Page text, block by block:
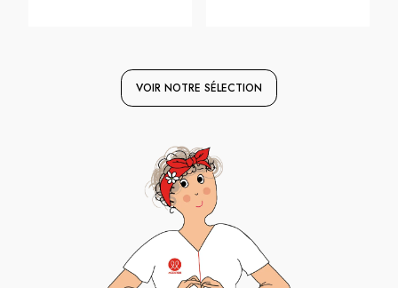
VOIR NOTRE SÉLECTION